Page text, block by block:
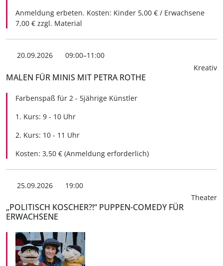
Anmeldung erbeten. Kosten: Kinder 5,00 € / Erwachsene
7,00 € zzgl. Material
20.09.2026
09:00–11:00
Kreativ
MALEN FÜR MINIS MIT PETRA ROTHE
Farbenspaß für 2 - 5jährige Künstler
1. Kurs: 9 - 10 Uhr
2. Kurs: 10 - 11 Uhr
Kosten: 3,50 € (Anmeldung erforderlich)
25.09.2026
19:00
Theater
„POLITISCH KOSCHER?!“ PUPPEN-COMEDY FÜR
ERWACHSENE